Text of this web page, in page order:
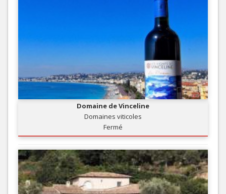
Domaine de Vinceline
Domaines viticoles
Fermé